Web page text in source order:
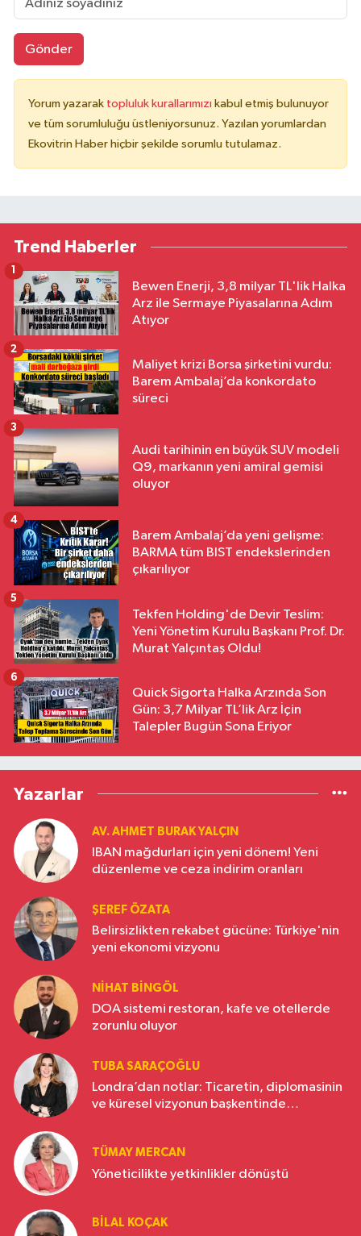
Gönder
Yorum yazarak topluluk kurallarımızı kabul etmiş bulunuyor
ve tüm sorumluluğu üstleniyorsunuz. Yazılan yorumlardan
Ekovitrin Haber hiçbir şekilde sorumlu tutulamaz.
Trend Haberler
Bewen Enerji, 3,8 milyar TL'lik Halka
Arz ile Sermaye Piyasalarına Adım
Atıyor
1
Maliyet krizi Borsa şirketini vurdu:
Barem Ambalaj’da konkordato
süreci
2
Audi tarihinin en büyük SUV modeli
Q9, markanın yeni amiral gemisi
oluyor
3
Barem Ambalaj’da yeni gelişme:
BARMA tüm BIST endekslerinden
çıkarılıyor
4
Tekfen Holding'de Devir Teslim:
Yeni Yönetim Kurulu Başkanı Prof. Dr.
Murat Yalçıntaş Oldu!
5
Quick Sigorta Halka Arzında Son
Gün: 3,7 Milyar TL’lik Arz İçin
Talepler Bugün Sona Eriyor
6
Yazarlar
AV. AHMET BURAK YALÇIN
IBAN mağdurları için yeni dönem! Yeni
düzenleme ve ceza indirim oranları
ŞEREF ÖZATA
Belirsizlikten rekabet gücüne: Türkiye'nin
yeni ekonomi vizyonu
NIHAT BINGÖL
DOA sistemi restoran, kafe ve otellerde
zorunlu oluyor
TUBA SARAÇOĞLU
Londra’dan notlar: Ticaretin, diplomasinin
ve küresel vizyonun başkentinde
TÜMAY MERCAN
Yöneticilikte yetkinlikler dönüştü
BILAL KOÇAK